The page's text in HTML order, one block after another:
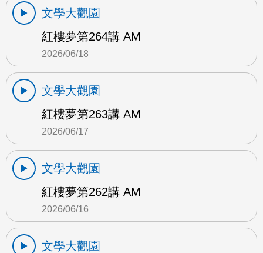
文學大觀園
紅樓夢第264講 AM
2026/06/18
文學大觀園
紅樓夢第263講 AM
2026/06/17
文學大觀園
紅樓夢第262講 AM
2026/06/16
文學大觀園